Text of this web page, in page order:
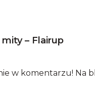
– Flairup
w komentarzu! Na